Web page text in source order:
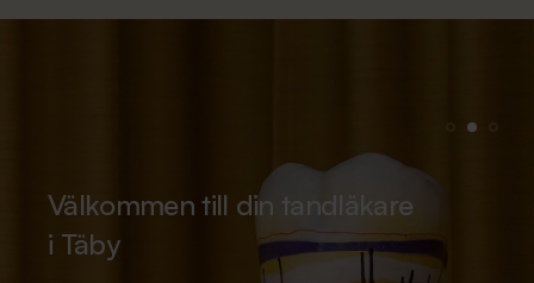
Välkommen till din tandläkare
i Täby